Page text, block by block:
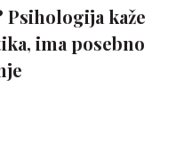
kaže
ima posebno